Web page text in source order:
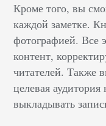
Кроме того, вы
каждой заметке.
фотографией. Все
контент,
читателей. Также
целевая
выкладывать